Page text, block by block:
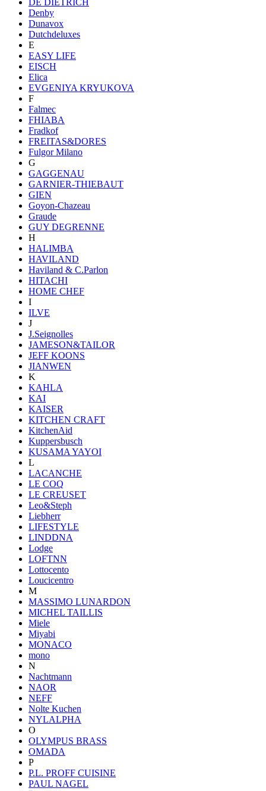
Denby
Dunavox
Dutchdeluxes
E
EASY LIFE
EISCH
Elica
EVGENIYA KRYUKOVA
F
Falmec
FHIABA
Fradkof
FREITAS&DORES
Fulgor Milano
G
GAGGENAU
GARNIER-THIEBAUT
GIEN
Goyon-Chazeau
Graude
GUY DEGRENNE
H
HALIMBA
HAVILAND
Haviland & C.Parlon
HITACHI
HOME CHEF
I
ILVE
J
J.Seignolles
JAMESON&TAILOR
JEFF KOONS
JIANWEN
K
KAHLA
KAI
KAISER
KITCHEN CRAFT
KitchenAid
Kuppersbusch
KUSAMA YAYOI
L
LACANCHE
LE COQ
LE CREUSET
Leo&Steph
Liebherr
LIFESTYLE
LINDDNA
Lodge
LOFTNN
Lottocento
Loucicentro
M
MASSIMO LUNARDON
MICHEL TAILLIS
Miele
Miyabi
MONACO
mono
N
Nachtmann
NAOR
NEFF
Nolte Kuchen
NYLALPHA
O
OLYMPUS BRASS
OMADA
P
P.L. PROFF CUISINE
PAUL NAGEL